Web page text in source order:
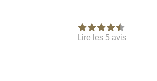
Lire les 5 avis